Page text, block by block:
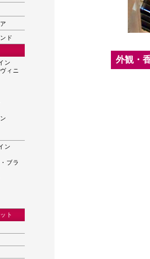
ド
ン
ィニ
ン
ブラ
ト
外観・